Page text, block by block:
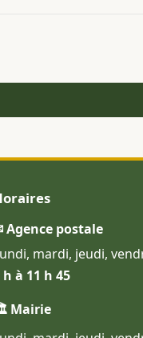
Agence postale
mardi, jeudi,
h à 11 h 45
Mairie